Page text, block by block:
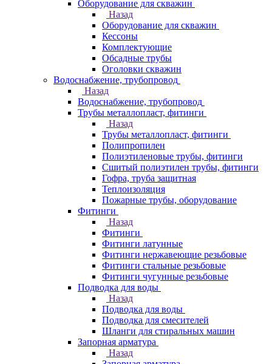
Оборудование для скважин
Назад
Оборудование для скважин
Кессоны
Комплектующие
Обсадные трубы
Оголовки скважин
Водоснабжение, трубопровод
Назад
Водоснабжение, трубопровод
Трубы металлопласт, фитинги
Назад
Трубы металлопласт, фитинги
Полипропилен
Полиэтиленовые трубы, фитинги
Сшитый полиэтилен трубы, фитинги
Гофра, труба защитная
Теплоизоляция
Пожарные трубы, оборудование
Фитинги
Назад
Фитинги
Фитинги латунные
Фитинги нержавеющие резьбовые
Фитинги стальные резьбовые
Фитинги чугунные резьбовые
Подводка для воды
Назад
Подводка для воды
Подводка для смесителей
Шланги для стиральных машин
Запорная арматура
Назад